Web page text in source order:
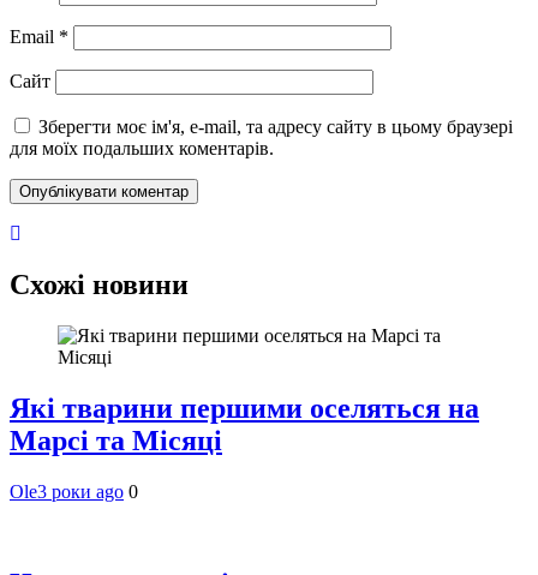
Email *
Сайт
Зберегти моє ім'я, e-mail, та адресу сайту в цьому браузері
для моїх подальших коментарів.
Схожі новини
Які тварини першими оселяться на
Марсі та Місяці
Ole3 роки ago 0